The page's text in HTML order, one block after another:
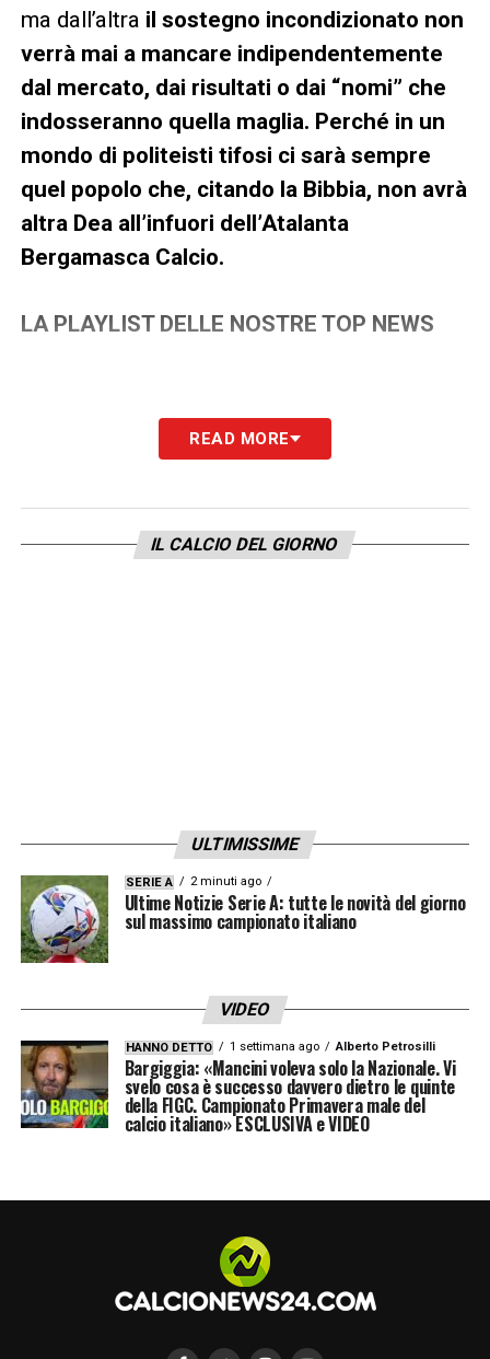
ma dall’altra il sostegno incondizionato non
verrà mai a mancare indipendentemente
dal mercato, dai risultati o dai “nomi” che
indosseranno quella maglia. Perché in un
mondo di politeisti tifosi ci sarà sempre
quel popolo che, citando la Bibbia, non avrà
altra Dea all’infuori dell’Atalanta
Bergamasca Calcio.
LA PLAYLIST DELLE NOSTRE TOP NEWS
READ MORE
IL CALCIO DEL GIORNO
ULTIMISSIME
SERIE A 2 minuti ago
Ultime Notizie Serie A: tutte le novità del giorno
sul massimo campionato italiano
VIDEO
HANNO DETTO 1 settimana ago Alberto Petrosilli
Bargiggia: «Mancini voleva solo la Nazionale. Vi
svelo cosa è successo davvero dietro le quinte
della FIGC. Campionato Primavera male del
calcio italiano» ESCLUSIVA e VIDEO